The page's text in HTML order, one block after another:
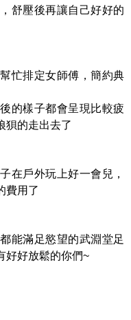
舒壓後再讓自己好好的
忙排定女師傅，簡約典
的樣子都會呈現比較疲
狽的走出去了
在戶外玩上好一會兒，
費用了
能滿足慾望的武淵堂足
好好放鬆的你們~